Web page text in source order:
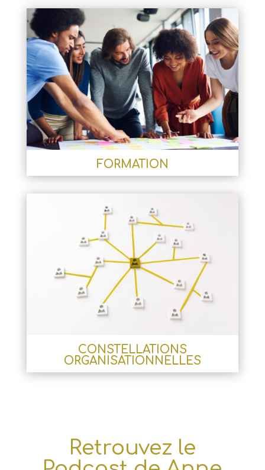
FORMATION
CONSTELLATIONS
ORGANISATIONNELLES
Retrouvez le